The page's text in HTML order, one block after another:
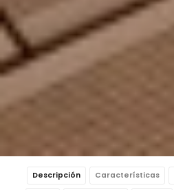
Descripción Características